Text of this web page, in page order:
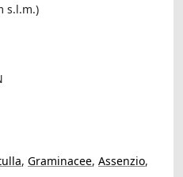
s.l.m.)
, Graminacee, Assenzio,